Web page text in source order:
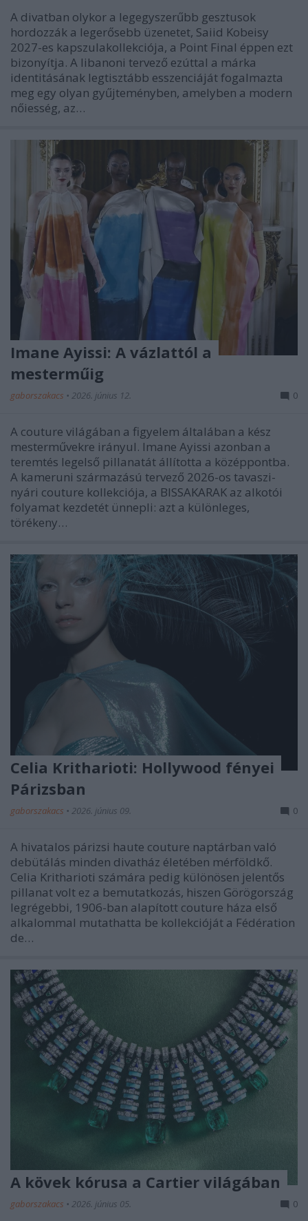
A divatban olykor a legegyszerűbb gesztusok
hordozzák a legerősebb üzenetet, Saiid Kobeisy
2027-es kapszulakollekciója, a Point Final éppen ezt
bizonyítja. A libanoni tervező ezúttal a márka
identitásának legtisztább esszenciáját fogalmazta
meg egy olyan gyűjteményben, amelyben a modern
nőiesség, az…
Imane Ayissi: A vázlattól a
mesterműig
gaborszakacs • 2026. június 12. 0
A couture világában a figyelem általában a kész
mesterművekre irányul. Imane Ayissi azonban a
teremtés legelső pillanatát állította a középpontba.
A kameruni származású tervező 2026-os tavaszi-
nyári couture kollekciója, a BISSAKARAK az alkotói
folyamat kezdetét ünnepli: azt a különleges,
törékeny…
Celia Kritharioti: Hollywood fényei
Párizsban
gaborszakacs • 2026. június 09. 0
A hivatalos párizsi haute couture naptárban való
debütálás minden divatház életében mérföldkő.
Celia Kritharioti számára pedig különösen jelentős
pillanat volt ez a bemutatkozás, hiszen Görögország
legrégebbi, 1906-ban alapított couture háza első
alkalommal mutathatta be kollekcióját a Fédération
de…
A kövek kórusa a Cartier világában
gaborszakacs • 2026. június 05. 0